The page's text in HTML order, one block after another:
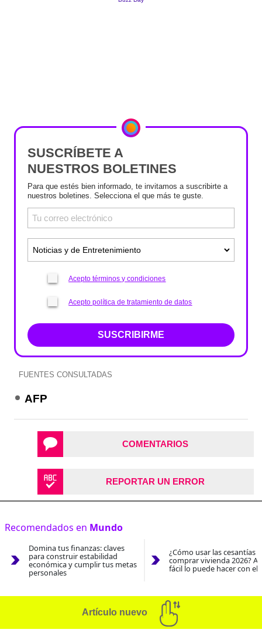
SUSCRÍBETE A
NUESTROS BOLETINES
Para que estés bien informado, te invitamos a suscribirte a
nuestros boletines. Selecciona el que más te guste.
Acepto términos y condiciones
Acepto política de tratamiento de datos
SUSCRIBIRME
FUENTES CONSULTADAS
AFP
COMENTARIOS
REPORTAR UN ERROR
Recomendados en Mundo
Domina tus finanzas: claves
para construir estabilidad
económica y cumplir tus metas
personales
¿Cómo usar las cesantías
comprar vivienda 2026?
fácil lo puede hacer con el
Artículo nuevo